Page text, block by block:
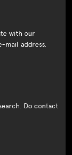
with our
mail address.
Do contact